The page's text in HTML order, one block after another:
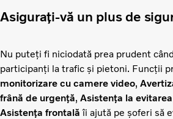
Asigurați-vă un plus de
Nu puteți fi niciodată prea prudent
participanți la trafic și pietoni. Funcții
monitorizare cu camere video,
frână de urgență, Asistența la
Asistența frontalăîi ajută pe șoferi să